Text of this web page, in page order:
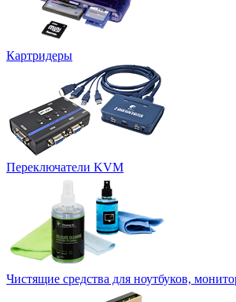
Картридеры
Переключатели KVM
Чистящие средства для ноутбуков,